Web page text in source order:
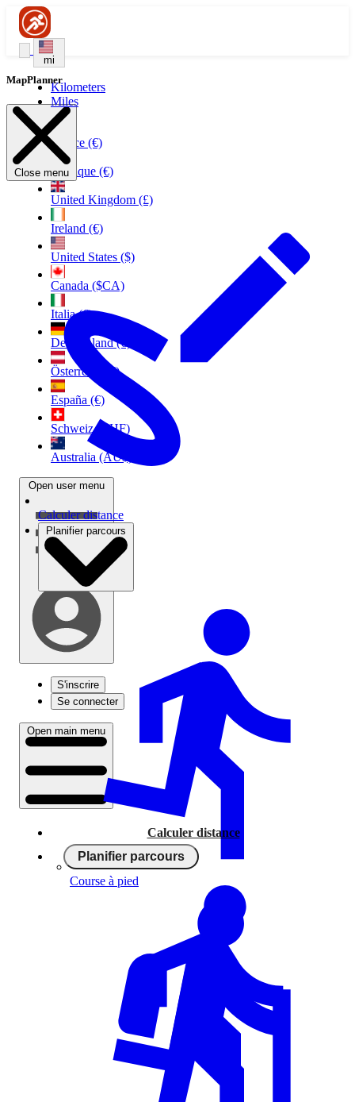
mi
Kilometers
Miles
France (€)
Belgique (€)
United Kingdom (£)
Ireland (€)
United States ($)
Canada ($CA)
Italia (€)
Deutschland (€)
Österreich (€)
España (€)
Schweiz (CHF)
Australia (AU$)
Open user menu
S'inscrire
Se connecter
Open main menu
Calculer distance
Planifier parcours
MapPlanner
Close menu
Calculer distance
Planifier parcours
Course à pied